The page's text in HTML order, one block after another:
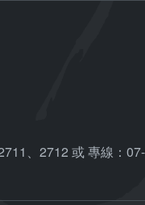
、2712 或 專線：